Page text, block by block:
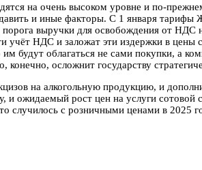
на очень высоком уровне и по-
и иные факторы. С 1 января тарифы
порога выручки для освобождения от
НДС и заложат эти издержки в цены
будут облагаться не сами покупки, а
осложнит государству
на алкогольную продукцию, и
ожидаемый рост цен на услуги сотовой
случилось с розничными ценами в